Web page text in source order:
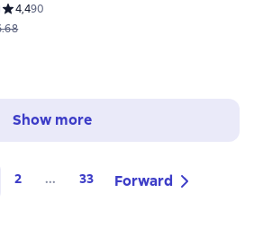
Средний рейтинг 4,4 на основе 90 оценок
4,490
Show more
2 ... 33 Forward